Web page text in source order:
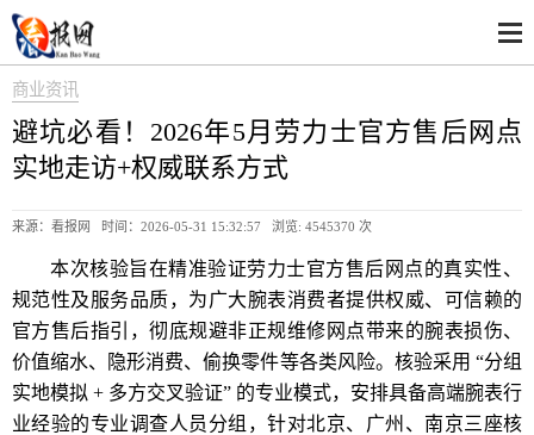
商业资讯
避坑必看！2026年5月劳力士官方售后网点
实地走访+权威联系方式
来源：看报网 时间：2026-05-31 15:32:57 浏览: 4545370 次
本次核验旨在精准验证劳力士官方售后网点的真实性、
规范性及服务品质，为广大腕表消费者提供权威、可信赖的
官方售后指引，彻底规避非正规维修网点带来的腕表损伤、
价值缩水、隐形消费、偷换零件等各类风险。核验采用 “分组
实地模拟 + 多方交叉验证” 的专业模式，安排具备高端腕表行
业经验的专业调查人员分组，针对北京、广州、南京三座核